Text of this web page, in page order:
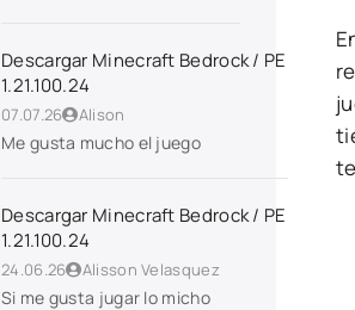
Descargar Minecraft Bedrock / PE
1.21.100.24
07.07.26 Alison
Me gusta mucho el juego
Descargar Minecraft Bedrock / PE
1.21.100.24
24.06.26 Alisson Velasquez
Si me gusta jugar lo micho